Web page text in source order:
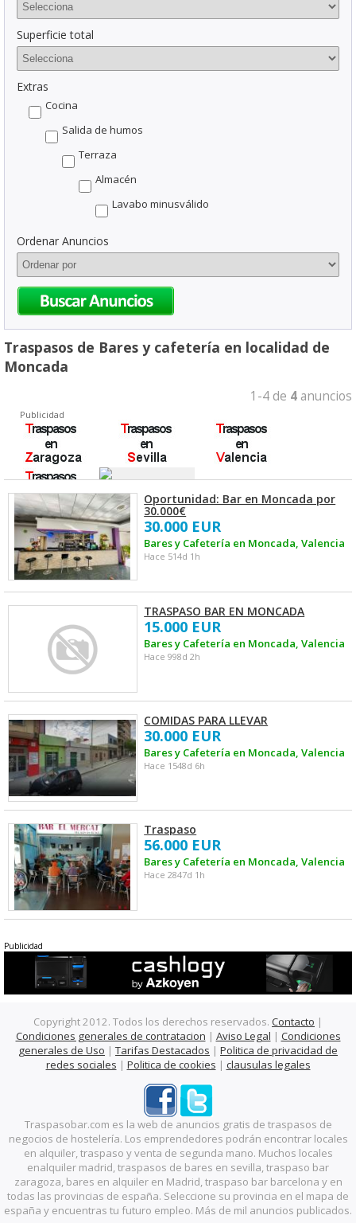
Superficie total
Extras
Cocina
Salida de humos
Terraza
Almacén
Lavabo minusválido
Ordenar Anuncios
Traspasos de Bares y cafetería en localidad de
Moncada
1-4 de 4 anuncios
Publicidad
Oportunidad: Bar en Moncada por
30.000€
30.000 EUR
Bares y Cafetería en Moncada, Valencia
Hace 514d 1h
TRASPASO BAR EN MONCADA
15.000 EUR
Bares y Cafetería en Moncada, Valencia
Hace 998d 2h
COMIDAS PARA LLEVAR
30.000 EUR
Bares y Cafetería en Moncada, Valencia
Hace 1548d 6h
Traspaso
56.000 EUR
Bares y Cafetería en Moncada, Valencia
Hace 2847d 1h
Publicidad
Copyright 2012. Todos los derechos reservados. Contacto |
Condiciones generales de contratacion | Aviso Legal | Condiciones
generales de Uso | Tarifas Destacados | Politica de privacidad de
redes sociales | Politica de cookies | clausulas legales
Traspasobar.com es la web de anuncios gratis de traspasos de
negocios de hostelería. Los emprendedores podrán encontrar locales
en alquiler, traspaso y venta de segunda mano. Muchos locales
enalquiler madrid, traspasos de bares en sevilla, traspaso bar
zaragoza, bares en alquiler en Madrid, traspaso bar barcelona y en
todas las provincias de españa. Seleccione su provincia en el mapa de
españa y encuentras tu futuro empleo. Más de mil anuncios publicados.